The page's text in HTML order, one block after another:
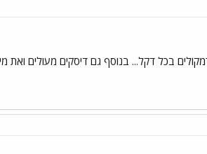
בכל דקל... בנוסף גם דיסקים מעולים ואת